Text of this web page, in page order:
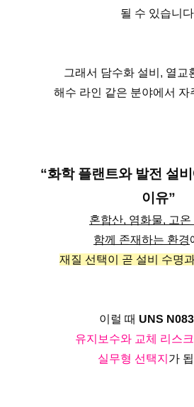
될 수 있습니
그래서 담수화 설비, 열교
해수 라인 같은 분야에서 자
“화학 플랜트와 발전 설
이유”
혼합산, 염화물, 고
함께 존재하는 환경
재질 선택이 곧 설비 수명
이럴 때 UNS
유지보수와 교체 리스
실무형 선택지 가